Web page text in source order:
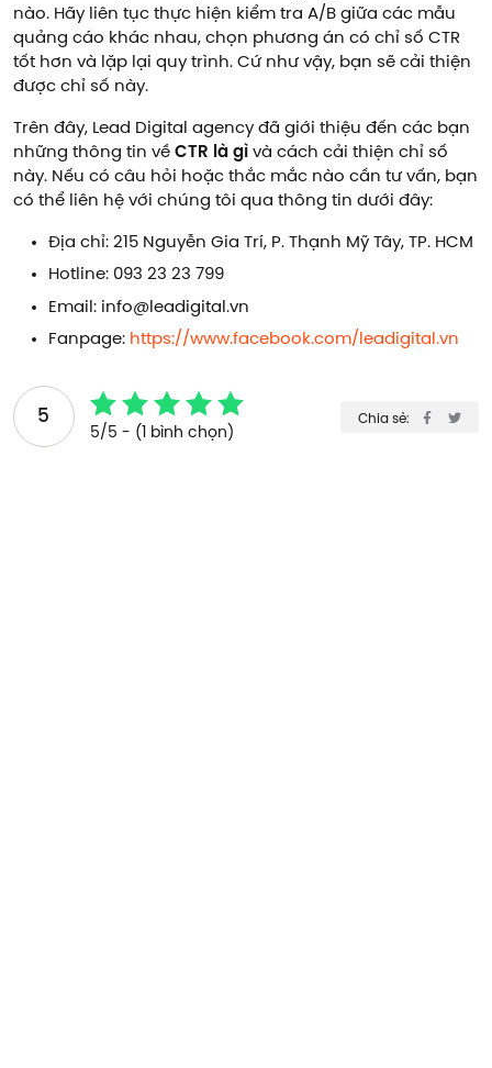
nào. Hãy liên tục thực hiện kiểm tra A/B giữa các mẫu
quảng cáo khác nhau, chọn phương án có chỉ số CTR
tốt hơn và lặp lại quy trình. Cứ như vậy, bạn sẽ cải thiện
được chỉ số này.
Trên đây, Lead Digital agency đã giới thiệu đến các bạn
những thông tin về CTR là gì và cách cải thiện chỉ số
này. Nếu có câu hỏi hoặc thắc mắc nào cần tư vấn, bạn
có thể liên hệ với chúng tôi qua thông tin dưới đây:
Địa chỉ: 215 Nguyễn Gia Trí, P. Thạnh Mỹ Tây, TP. HCM
Hotline: 093 23 23 799
Email: info@leadigital.vn
Fanpage: https://www.facebook.com/leadigital.vn
5
5/5 - (1 bình chọn)
Chia sẻ: